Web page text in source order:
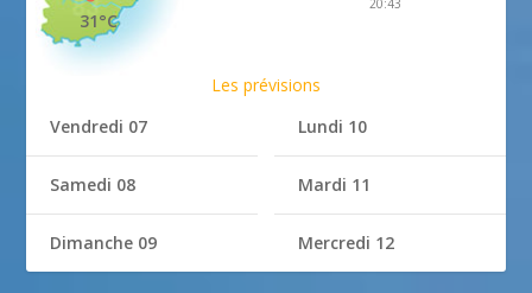
31°C
Les prévisions
Vendredi 07
Samedi 08
Dimanche 09
Lundi 10
Mardi 11
Mercredi 12